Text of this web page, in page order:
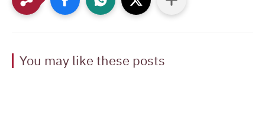
You may like these posts